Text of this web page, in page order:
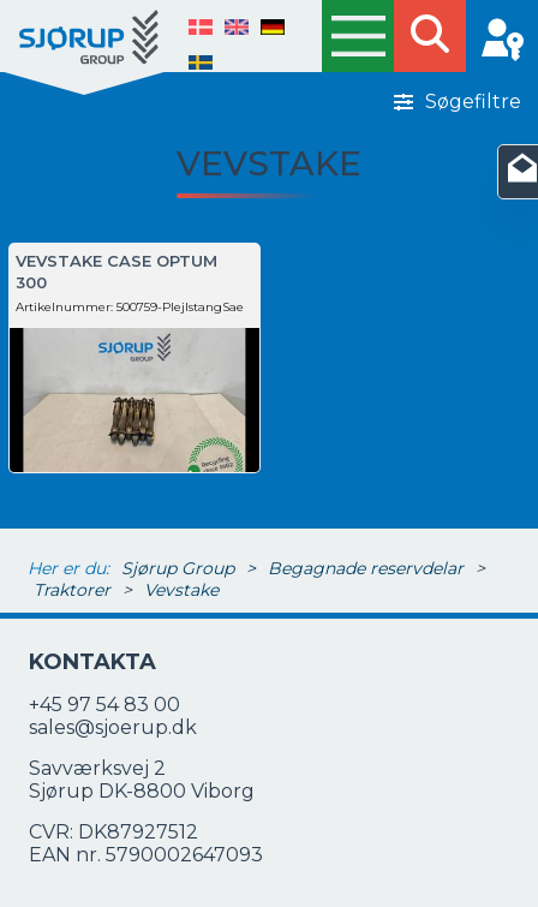
Søgefiltre
VEVSTAKE
VEVSTAKE CASE OPTUM
300
Artikelnummer: 500759-PlejlstangSae
Her er du: Sjørup Group > Begagnade reservdelar >
Traktorer > Vevstake
KONTAKTA
+45 97 54 83 00
sales@sjoerup.dk
Savværksvej 2
Sjørup DK-8800 Viborg
CVR: DK87927512
EAN nr. 5790002647093